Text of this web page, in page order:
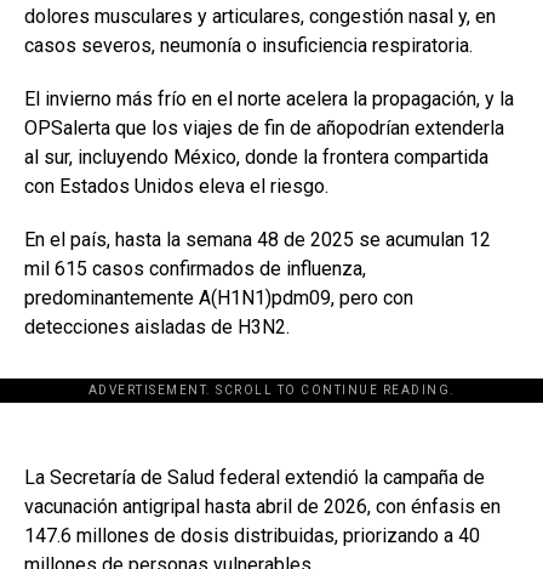
dolores musculares y articulares, congestión nasal y, en
casos severos, neumonía o insuficiencia respiratoria.
El invierno más frío en el norte acelera la propagación, y la
OPSalerta que los viajes de fin de añopodrían extenderla
al sur, incluyendo México, donde la frontera compartida
con Estados Unidos eleva el riesgo.
En el país, hasta la semana 48 de 2025 se acumulan 12
mil 615 casos confirmados de influenza,
predominantemente A(H1N1)pdm09, pero con
detecciones aisladas de H3N2.
ADVERTISEMENT. SCROLL TO CONTINUE READING.
La Secretaría de Salud federal extendió la campaña de
vacunación antigripal hasta abril de 2026, con énfasis en
147.6 millones de dosis distribuidas, priorizando a 40
millones de personas vulnerables.